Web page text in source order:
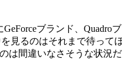
ブランド、Quadro
見るのはそれまで待って
は間違いなさそうな状況